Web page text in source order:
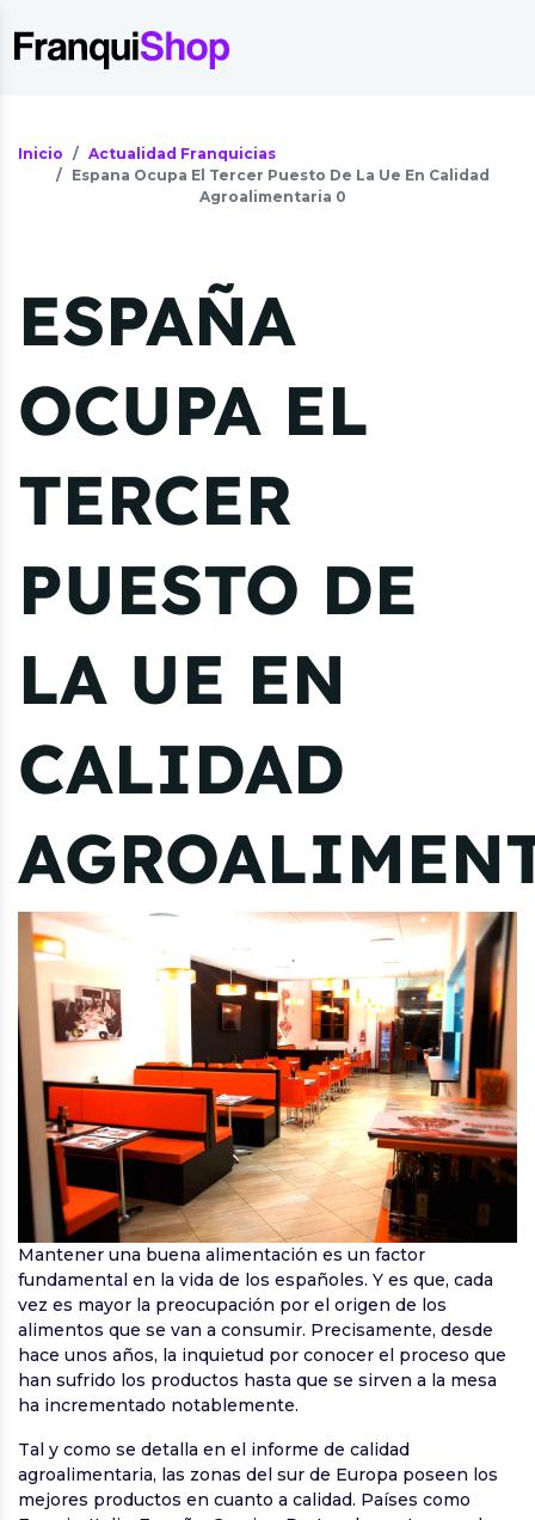
Inicio
Actualidad Franquicias
Espana Ocupa El Tercer Puesto De La Ue En Calidad
Agroalimentaria 0
ESPAÑA
OCUPA EL
TERCER
PUESTO DE
LA UE EN
CALIDAD
Mantener una buena alimentación es un factor
fundamental en la vida de los españoles. Y es que, cada
vez es mayor la preocupación por el origen de los
alimentos que se van a consumir. Precisamente, desde
hace unos años, la inquietud por conocer el proceso que
han sufrido los productos hasta que se sirven a la mesa
ha incrementado notablemente.
Tal y como se detalla en el informe de calidad
agroalimentaria, las zonas del sur de Europa poseen los
mejores productos en cuanto a calidad. Países como